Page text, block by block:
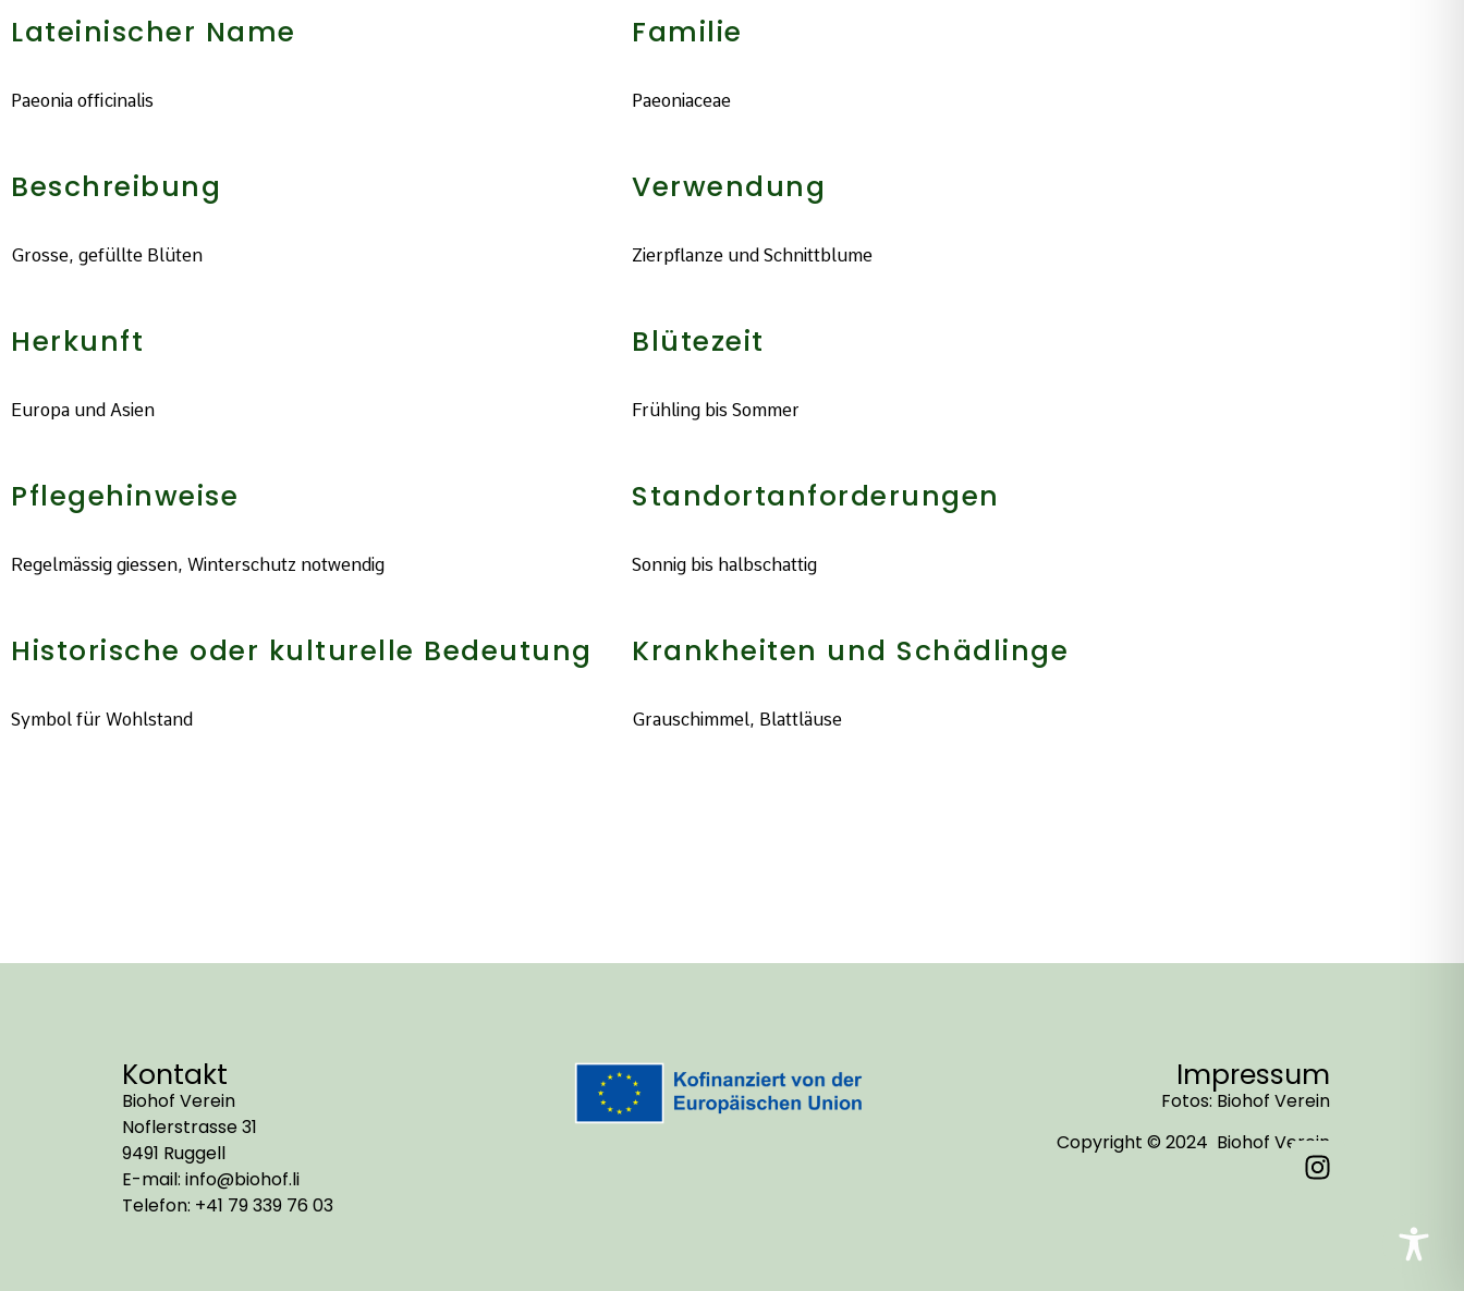
Lateinischer Name
Paeonia officinalis
Beschreibung
Grosse, gefüllte Blüten
Herkunft
Europa und Asien
Pflegehinweise
Regelmässig giessen, Winterschutz notwendig
Historische oder kulturelle Bedeutung
Symbol für Wohlstand
Familie
Paeoniaceae
Verwendung
Zierpflanze und Schnittblume
Blütezeit
Frühling bis Sommer
Standortanforderungen
Sonnig bis halbschattig
Krankheiten und Schädlinge
Grauschimmel, Blattläuse
Kontakt
Biohof Verein
Noflerstrasse 31
9491 Ruggell
E-mail: info@biohof.li
Telefon: +41 79 339 76 03
Impressum
Fotos: Biohof Verein
Copyright © 2024 Biohof Verein